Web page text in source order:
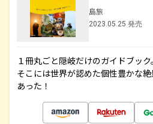
島旅
2023.05.25 発売
１冊丸ごと隠岐だけのガイドブック
そこには世界が認めた個性豊かな
あった！